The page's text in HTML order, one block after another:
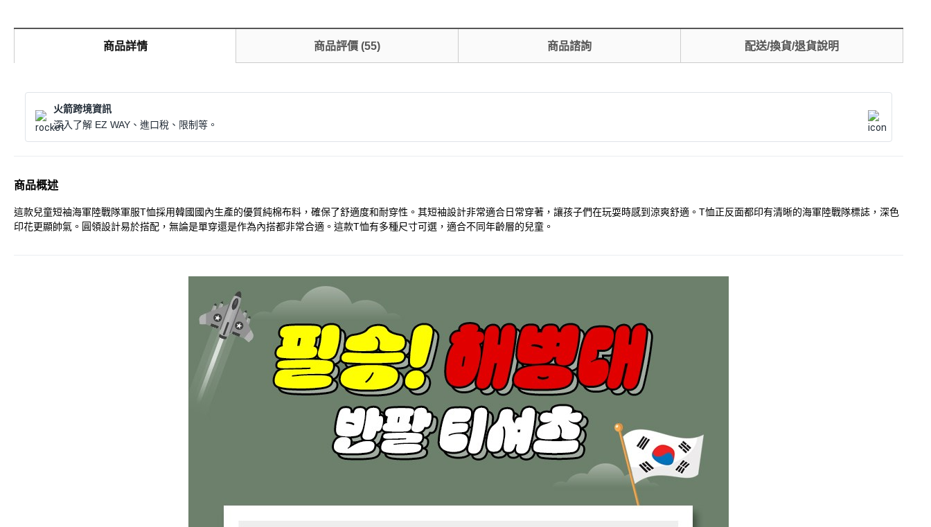
商品詳情 商品評價 (55) 商品諮詢 配送/換貨/退貨說明
火箭跨境資訊
深入了解 EZ WAY、進口稅、限制等。
商品概述
這款兒童短袖海軍陸戰隊軍服T恤採用韓國國內生產的優質純棉布料，確保了舒適度和耐穿性。其短袖設計非常適合日常穿著，讓孩子們在玩耍時感到涼爽舒適。T恤正反面都印有清晰的海軍陸戰隊標誌，深色
印花更顯帥氣。圓領設計易於搭配，無論是單穿還是作為內搭都非常合適。這款T恤有多種尺寸可選，適合不同年齡層的兒童。